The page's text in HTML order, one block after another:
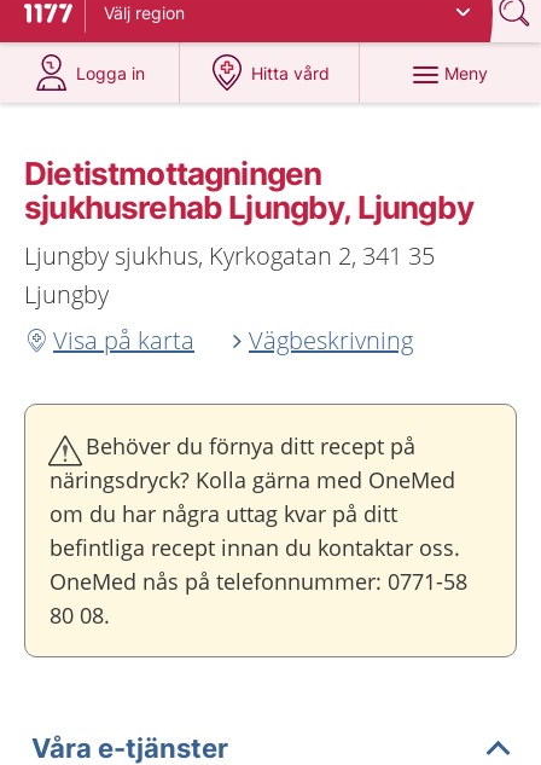
Till startsidan för 1177
Välj region
Logga in
på 1177.se
Hitta vård
på 1177.se
Meny
Dietistmottagningen
sjukhusrehab Ljungby, Ljungby
Ljungby sjukhus, Kyrkogatan 2, 341 35
Ljungby
Visa på karta
Vägbeskrivning
Behöver du förnya ditt recept på
näringsdryck? Kolla gärna med OneMed
om du har några uttag kvar på ditt
befintliga recept innan du kontaktar oss.
OneMed nås på telefonnummer: 0771-58
80 08.
Våra e-tjänster